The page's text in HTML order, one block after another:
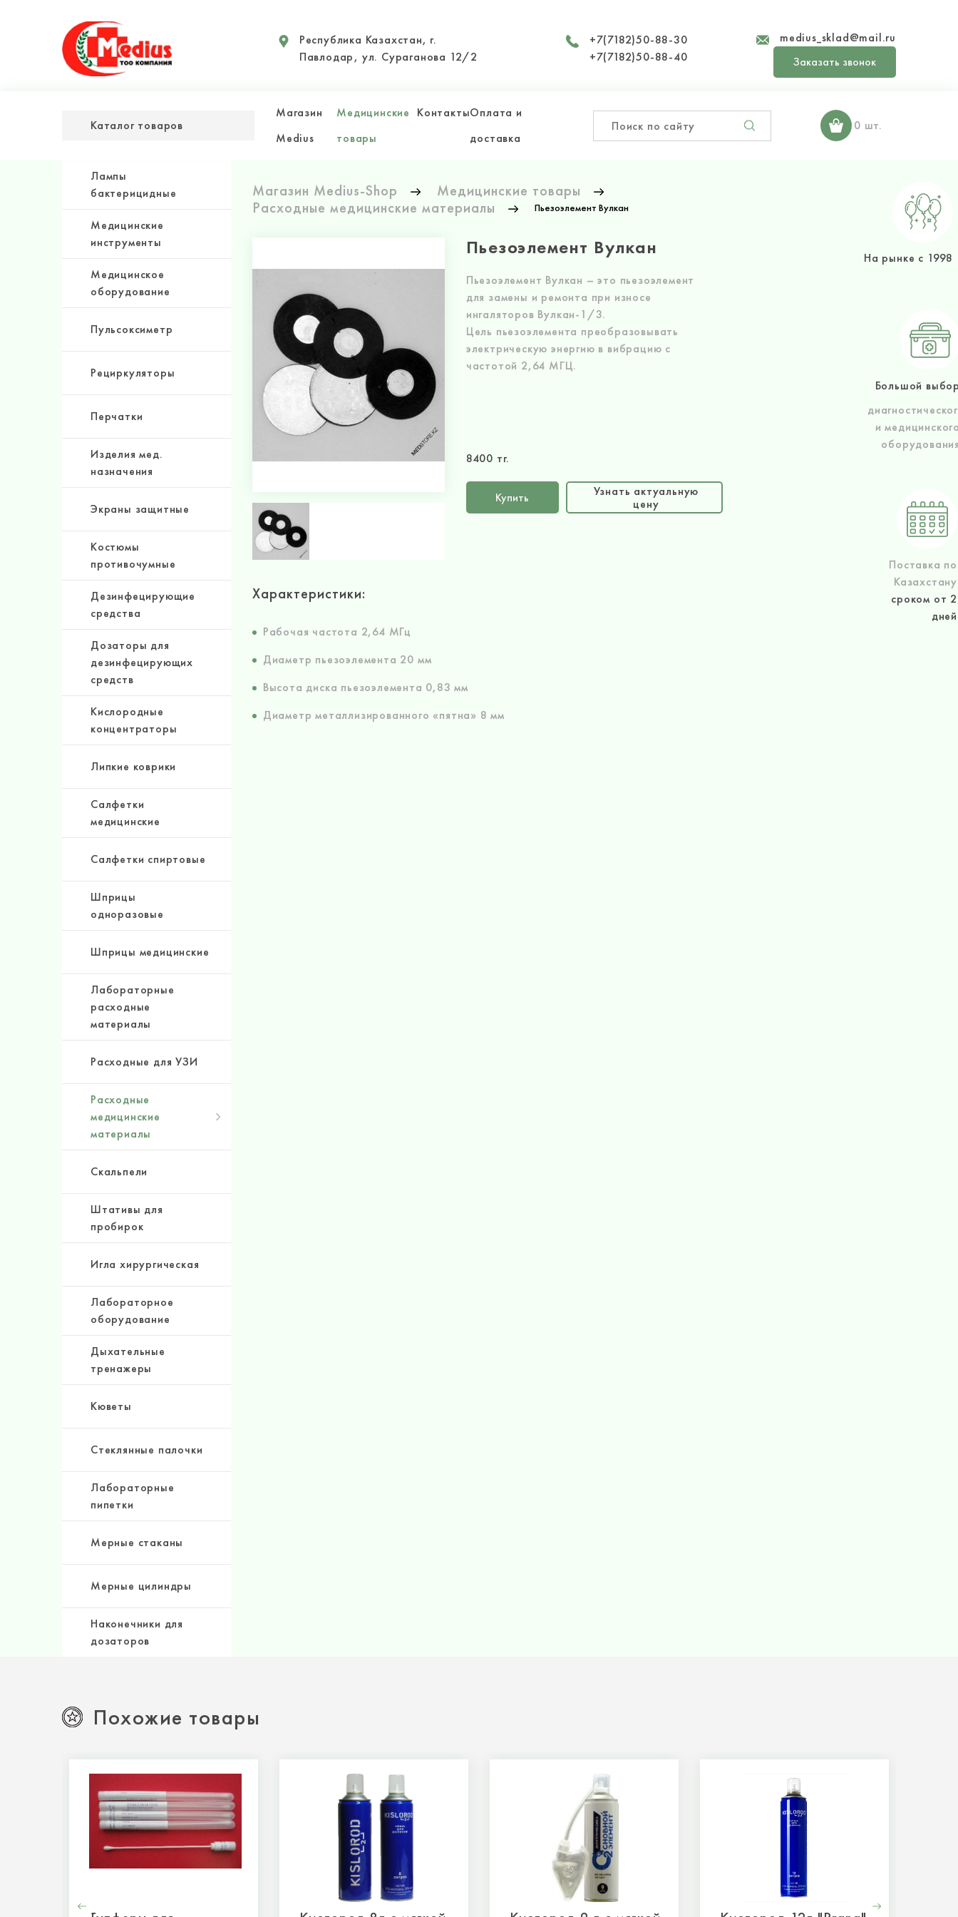
Республика Казахстан, г.
Павлодар, ул. Сураганова 12/2
+7(7182)50-88-30
+7(7182)50-88-40
medius_sklad@mail.ru
Заказать звонок
Каталог товаров
Магазин
Medius
Медицинские
товары
КонтактыОплата и
доставка
0 шт.
Лампы
бактерицидные
Медицинские
инструменты
Медицинское
оборудование
Пульсоксиметр
Рециркуляторы
Перчатки
Изделия мед.
назначения
Экраны защитные
Костюмы
противочумные
Дезинфецирующие
средства
Дозаторы для
дезинфецирующих
средств
Кислородные
концентраторы
Липкие коврики
Салфетки
медицинские
Салфетки спиртовые
Шприцы
одноразовые
Шприцы медицинские
Лабораторные
расходные
материалы
Расходные для УЗИ
Расходные
медицинские
материалы
Скальпели
Штативы для
пробирок
Игла хирургическая
Лабораторное
оборудование
Дыхательные
тренажеры
Кюветы
Стеклянные палочки
Лабораторные
пипетки
Мерные стаканы
Мерные цилиндры
Наконечники для
дозаторов
Магазин Medius-Shop
Медицинские товары
Расходные медицинские материалы
Пьезоэлемент Вулкан
Пьезоэлемент Вулкан
Пьезоэлемент Вулкан – это пьезоэлемент
для замены и ремонта при износе
ингаляторов Вулкан-1/3.
Цель пьезоэлемента преобразовывать
электрическую энергию в вибрацию с
частотой 2,64 МГЦ.
8400 тг.
Купить
Узнать актуальную
цену
Характеристики:
Рабочая частота 2,64 МГц
Диаметр пьезоэлемента 20 мм
Высота диска пьезоэлемента 0,83 мм
Диаметр металлизированного «пятна» 8 мм
На рынке с 1998
Большой
и
Поставка по
Казахстану
сроком от 2
дней
Похожие товары